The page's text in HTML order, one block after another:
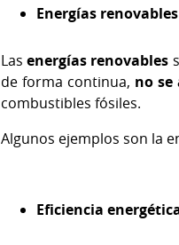
Energías renovables
Lasenergías renovables
de forma continua, no se
combustibles fósiles.
Algunos ejemplos son la
Eficiencia